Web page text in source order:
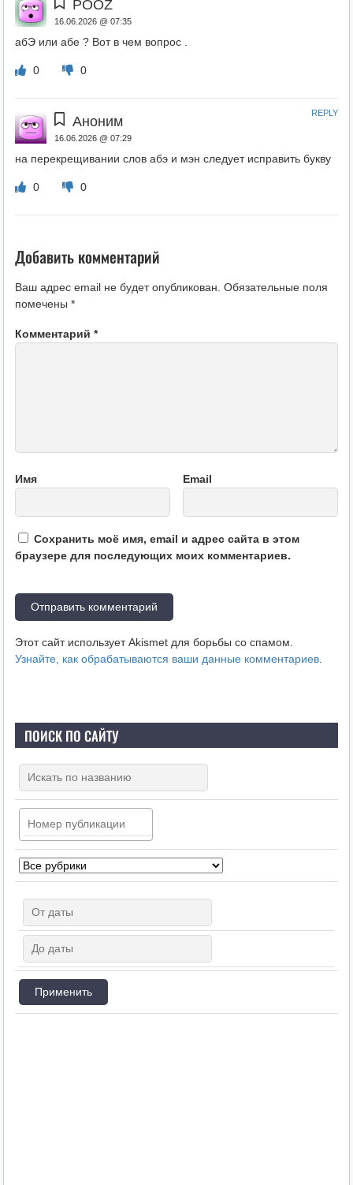
POOZ
16.06.2026 @ 07:35
абЭ или абе ? Вот в чем вопрос .
0 0
Аноним
16.06.2026 @ 07:29
на перекрещивании слов абэ и мэн следует исправить букву
0 0
REPLY
Добавить комментарий
Ваш адрес email не будет опубликован. Обязательные поля
помечены *
Комментарий *
Имя Email
Сохранить моё имя, email и адрес сайта в этом
браузере для последующих моих комментариев.
Этот сайт использует Akismet для борьбы со спамом.
Узнайте, как обрабатываются ваши данные комментариев.
ПОИСК ПО САЙТУ